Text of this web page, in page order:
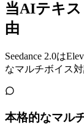
当AIテキ
由
Seedance 2.0は
なマルチボイス
本格的なマル